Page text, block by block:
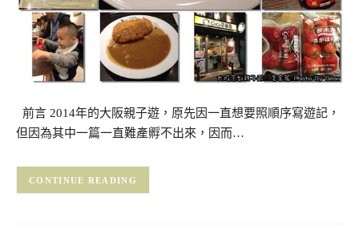
前言 2014年的大阪親子遊，原先因一直想要照順序寫遊記，
但因為其中一篇一直難產孵不出來，因而…
CONTINUE READING